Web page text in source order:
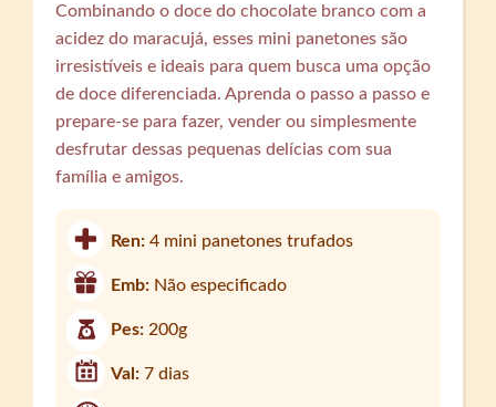
Combinando o doce do chocolate branco com a
acidez do maracujá, esses mini panetones são
irresistíveis e ideais para quem busca uma opção
de doce diferenciada. Aprenda o passo a passo e
prepare-se para fazer, vender ou simplesmente
desfrutar dessas pequenas delícias com sua
família e amigos.
Ren:4 mini panetones trufados
Emb: Não especificado
Pes: 200g
Val:7 dias